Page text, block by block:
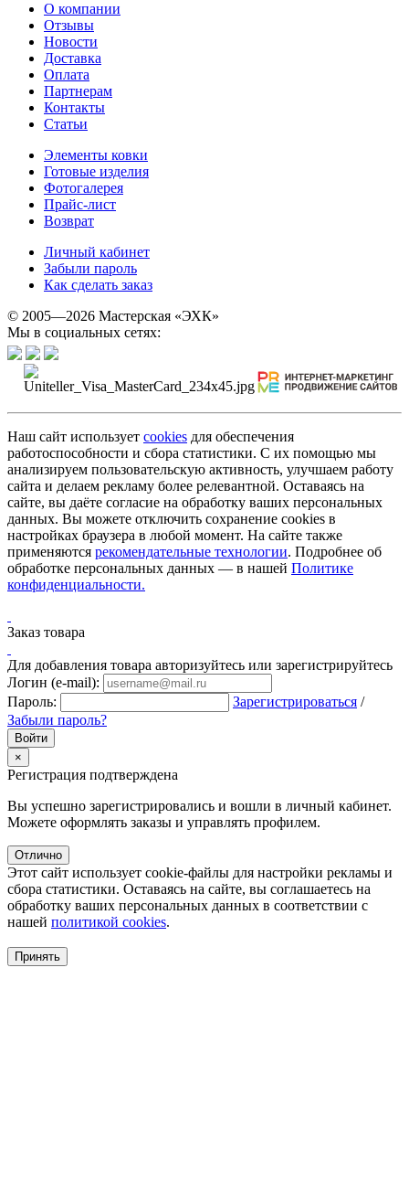
О компании
Отзывы
Новости
Доставка
Оплата
Партнерам
Контакты
Статьи
Элементы ковки
Готовые изделия
Фотогалерея
Прайс-лист
Возврат
Личный кабинет
Забыли пароль
Как сделать заказ
© 2005—2026 Мастерская «ЭХК»
Мы в социальных сетях:
Наш сайт использует cookies для обеспечения
работоспособности и сбора статистики. С их помощью мы
анализируем пользовательскую активность, улучшаем работу
сайта и делаем рекламу более релевантной. Оставаясь на
сайте, вы даёте согласие на обработку ваших персональных
данных. Вы можете отключить сохранение cookies в
настройках браузера в любой момент. На сайте также
применяются рекомендательные технологии. Подробнее об
обработке персональных данных — в нашей Политике
конфиденциальности.
Заказ товара
Для добавления товара авторизуйтесь или зарегистрируйтесь
Логин (e-mail):
Пароль:
Зарегистрироваться /
Забыли пароль?
×
Регистрация подтверждена
Вы успешно зарегистрировались и вошли в личный кабинет.
Можете оформлять заказы и управлять профилем.
Отлично
Этот сайт использует cookie-файлы для настройки рекламы и
сбора статистики. Оставаясь на сайте, вы соглашаетесь на
обработку ваших персональных данных в соответствии с
нашей политикой cookies.
Принять